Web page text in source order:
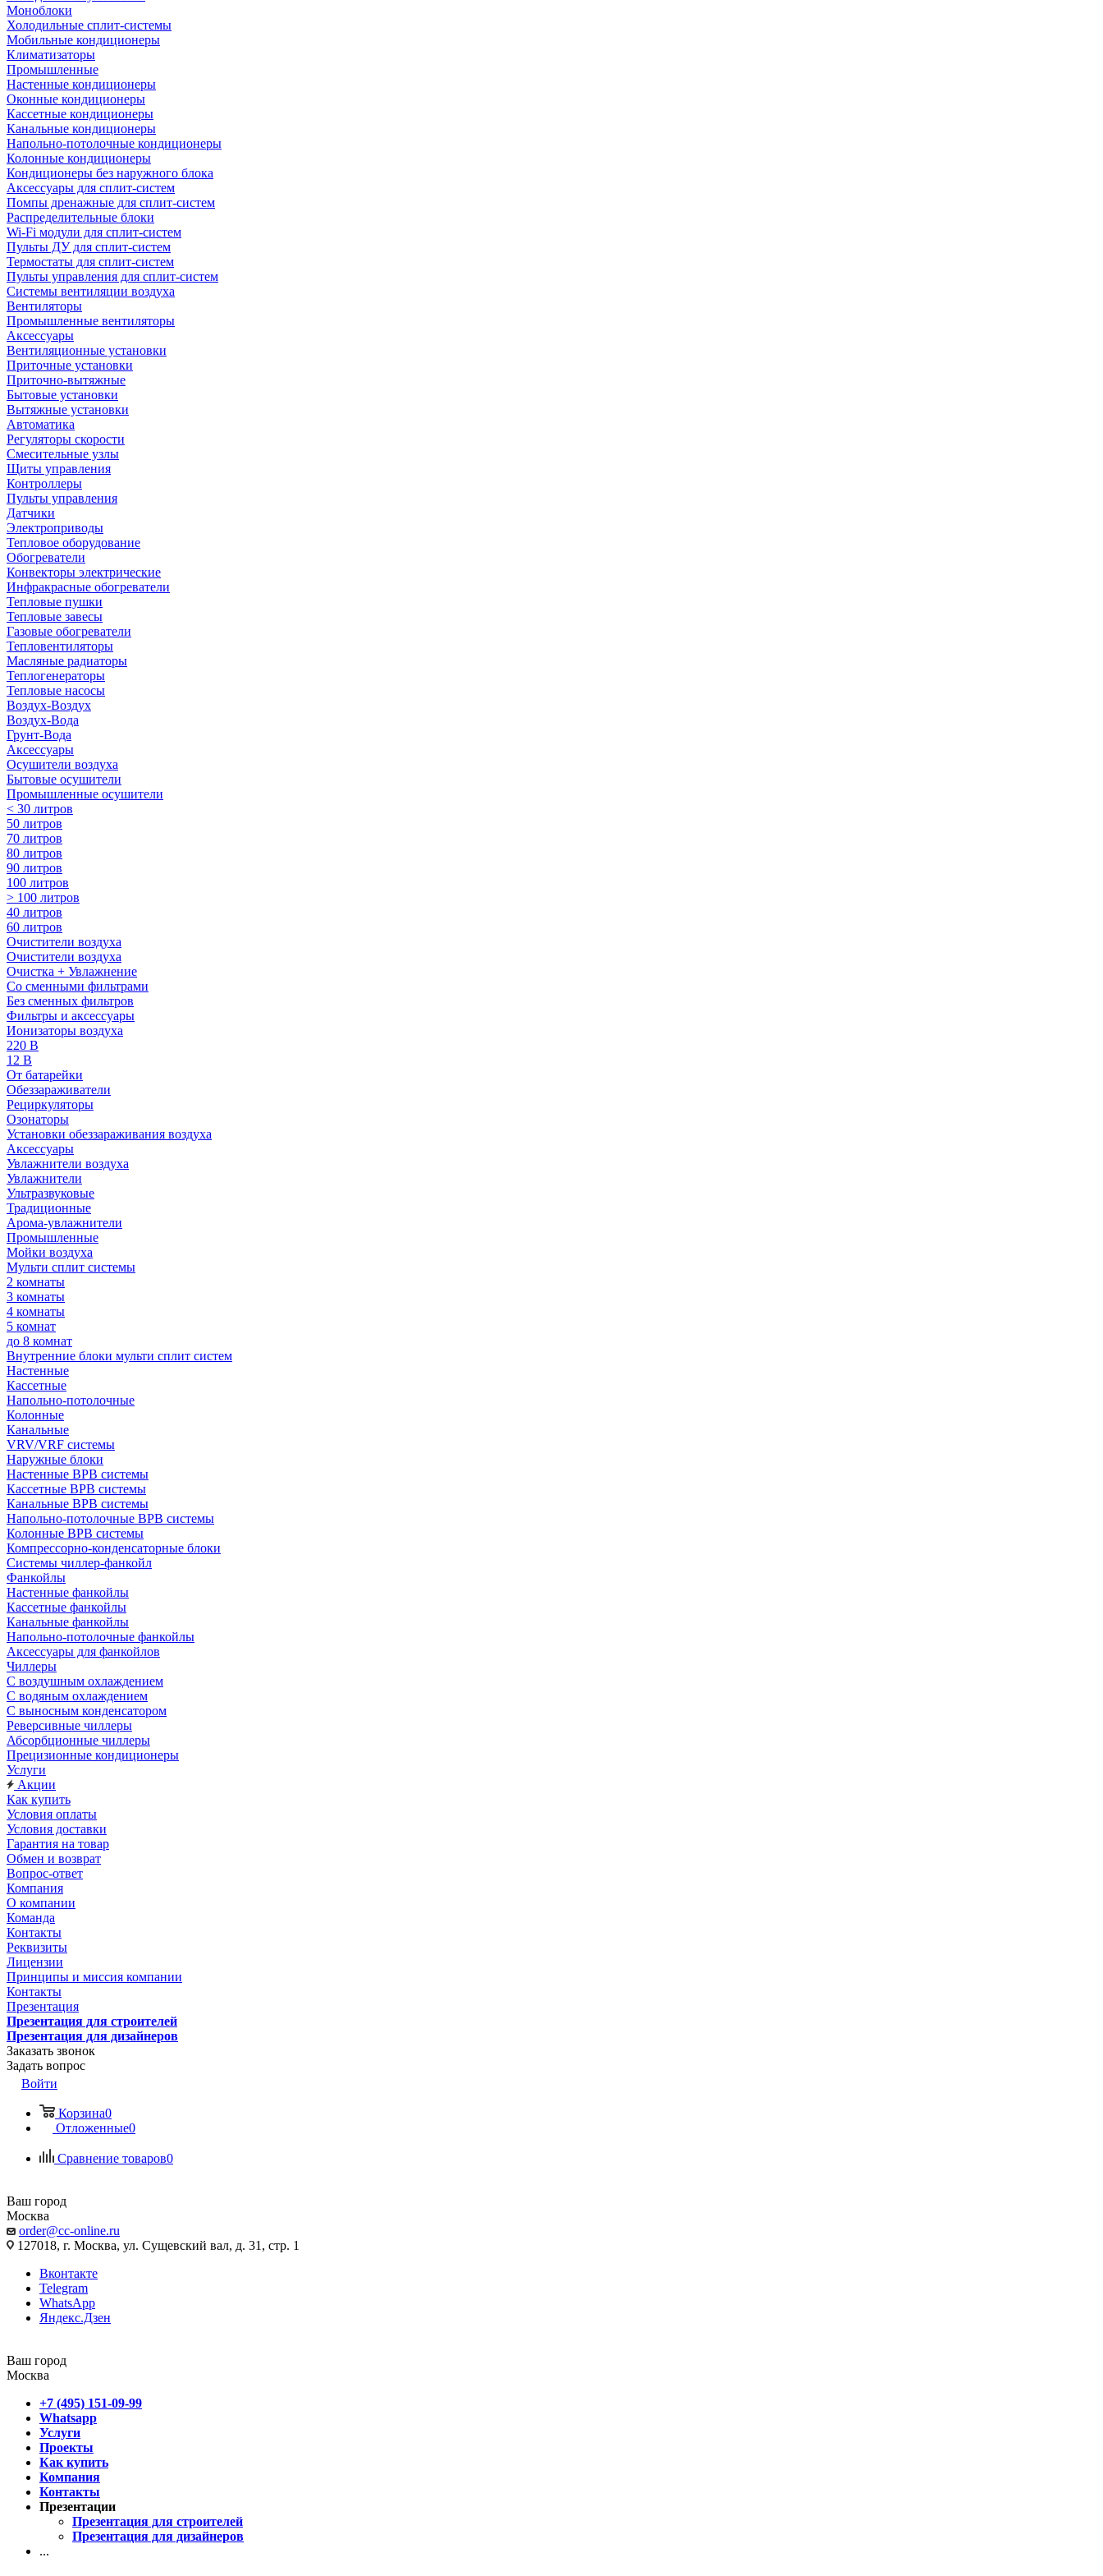
Моноблоки
Холодильные сплит-системы
Мобильные кондиционеры
Климатизаторы
Промышленные
Настенные кондиционеры
Оконные кондиционеры
Кассетные кондиционеры
Канальные кондиционеры
Напольно-потолочные кондиционеры
Колонные кондиционеры
Кондиционеры без наружного блока
Аксессуары для сплит-систем
Помпы дренажные для сплит-систем
Распределительные блоки
Wi-Fi модули для сплит-систем
Пульты ДУ для сплит-систем
Термостаты для сплит-систем
Пульты управления для сплит-систем
Системы вентиляции воздуха
Вентиляторы
Промышленные вентиляторы
Аксессуары
Вентиляционные установки
Приточные установки
Приточно-вытяжные
Бытовые установки
Вытяжные установки
Автоматика
Регуляторы скорости
Смесительные узлы
Щиты управления
Контроллеры
Пульты управления
Датчики
Электроприводы
Тепловое оборудование
Обогреватели
Конвекторы электрические
Инфракрасные обогреватели
Тепловые пушки
Тепловые завесы
Газовые обогреватели
Тепловентиляторы
Масляные радиаторы
Теплогенераторы
Тепловые насосы
Воздух-Воздух
Воздух-Вода
Грунт-Вода
Аксессуары
Осушители воздуха
Бытовые осушители
Промышленные осушители
< 30 литров
50 литров
70 литров
80 литров
90 литров
100 литров
> 100 литров
40 литров
60 литров
Очистители воздуха
Очистители воздуха
Очистка + Увлажнение
Cо сменными фильтрами
Без сменных фильтров
Фильтры и аксессуары
Ионизаторы воздуха
220 В
12 В
От батарейки
Обеззараживатели
Рециркуляторы
Озонаторы
Установки обеззараживания воздуха
Аксессуары
Увлажнители воздуха
Увлажнители
Ультразвуковые
Традиционные
Арома-увлажнители
Промышленные
Мойки воздуха
Мульти сплит системы
2 комнаты
3 комнаты
4 комнаты
5 комнат
до 8 комнат
Внутренние блоки мульти сплит систем
Настенные
Кассетные
Напольно-потолочные
Колонные
Канальные
VRV/VRF системы
Наружные блоки
Настенные ВРВ системы
Кассетные ВРВ системы
Канальные ВРВ системы
Напольно-потолочные ВРВ системы
Колонные ВРВ системы
Компрессорно-конденсаторные блоки
Системы чиллер-фанкойл
Фанкойлы
Настенные фанкойлы
Кассетные фанкойлы
Канальные фанкойлы
Напольно-потолочные фанкойлы
Аксессуары для фанкойлов
Чиллеры
С воздушным охлаждением
С водяным охлаждением
С выносным конденсатором
Реверсивные чиллеры
Абсорбционные чиллеры
Прецизионные кондиционеры
Услуги
Акции
Как купить
Условия оплаты
Условия доставки
Гарантия на товар
Обмен и возврат
Вопрос-ответ
Компания
О компании
Команда
Контакты
Реквизиты
Лицензии
Принципы и миссия компании
Контакты
Презентация
Презентация для строителей
Презентация для дизайнеров
Заказать звонок
Задать вопрос
Войти
Корзина0
Отложенные0
Сравнение товаров0
Ваш город
Москва
order@cc-online.ru
127018, г. Москва, ул. Сущевский вал, д. 31, стр. 1
Вконтакте
Telegram
WhatsApp
Яндекс.Дзен
Ваш город
Москва
+7 (495) 151-09-99
Whatsapp
Услуги
Проекты
Как купить
Компания
Контакты
Презентации
Презентация для строителей
Презентация для дизайнеров
...